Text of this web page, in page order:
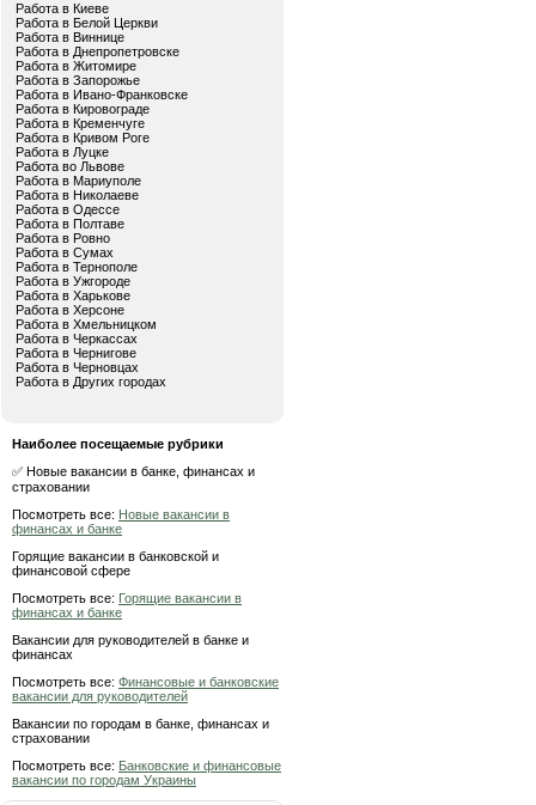
Работа в Киеве
Работа в Белой Церкви
Работа в Виннице
Работа в Днепропетровске
Работа в Житомире
Работа в Запорожье
Работа в Ивано-Франковске
Работа в Кировограде
Работа в Кременчуге
Работа в Кривом Роге
Работа в Луцке
Работа во Львове
Работа в Мариуполе
Работа в Николаеве
Работа в Одессе
Работа в Полтаве
Работа в Ровно
Работа в Сумах
Работа в Тернополе
Работа в Ужгороде
Работа в Харькове
Работа в Херсоне
Работа в Хмельницком
Работа в Черкассах
Работа в Чернигове
Работа в Черновцах
Работа в Других городах
Наиболее посещаемые рубрики
✅ Новые вакансии в банке, финансах и
страховании
Посмотреть все: Новые вакансии в
финансах и банке
Горящие вакансии в банковской и
финансовой сфере
Посмотреть все: Горящие вакансии в
финансах и банке
Вакансии для руководителей в банке и
финансах
Посмотреть все: Финансовые и банковские
вакансии для руководителей
Вакансии по городам в банке, финансах и
страховании
Посмотреть все: Банковские и финансовые
вакансии по городам Украины